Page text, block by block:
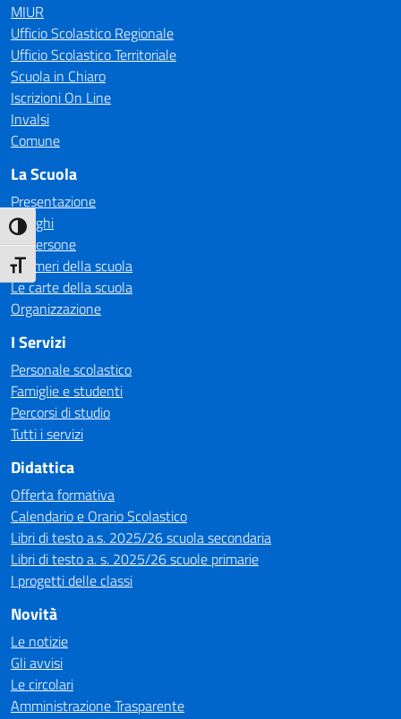
Attiva/disattiva alto contrasto
Attiva/disattiva dimensione testo
MIUR
Ufficio Scolastico Regionale
Ufficio Scolastico Territoriale
Scuola in Chiaro
Iscrizioni On Line
Invalsi
Comune
La Scuola
Presentazione
I luoghi
Le persone
I numeri della scuola
Le carte della scuola
Organizzazione
I Servizi
Personale scolastico
Famiglie e studenti
Percorsi di studio
Tutti i servizi
Didattica
Offerta formativa
Calendario e Orario Scolastico
Libri di testo a.s. 2025/26 scuola secondaria
Libri di testo a. s. 2025/26 scuole primarie
I progetti delle classi
Novità
Le notizie
Gli avvisi
Le circolari
Amministrazione Trasparente